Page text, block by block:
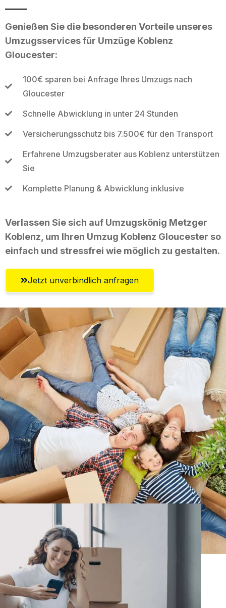
Genießen Sie die besonderen Vorteile unseres
Umzugsservices für Umzüge Koblenz
Gloucester:
100€ sparen bei Anfrage Ihres Umzugs nach
Gloucester
Schnelle Abwicklung in unter 24 Stunden
Versicherungsschutz bis 7.500€ für den Transport
Erfahrene Umzugsberater aus Koblenz unterstützen
Sie
Komplette Planung & Abwicklung inklusive
Verlassen Sie sich auf Umzugskönig Metzger
Koblenz, um Ihren Umzug Koblenz Gloucester so
einfach und stressfrei wie möglich zu gestalten.
Jetzt unverbindlich anfragen